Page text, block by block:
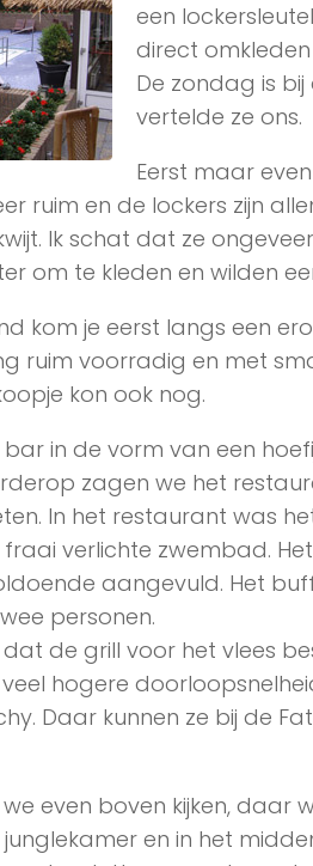
een
direct
De zondag is
vertelde ze ons.
Eerst maar
ruim en de lockers zijn
Ik schat dat ze
om te kleden en wilden
kom je eerst langs een
ruim voorradig en met
kon ook nog.
in de vorm van een
zagen we het
In het restaurant was
verlichte zwembad.
aangevuld. Het
personen.
de grill voor het vlees
hogere
Daar kunnen ze bij de
even boven kijken, daar
junglekamer en in het